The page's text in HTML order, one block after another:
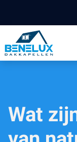
Wat